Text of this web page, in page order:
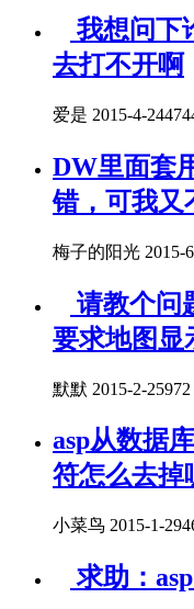
我想问下
去打不开啊
爱是 2015-4-24
DW里面套
错，可我又
梅子的阳光 2015-
请教个问
要求地图显
默默 2015-2-25972
asp从数据
符怎么去掉
小菜鸟 2015-1-29
求助：